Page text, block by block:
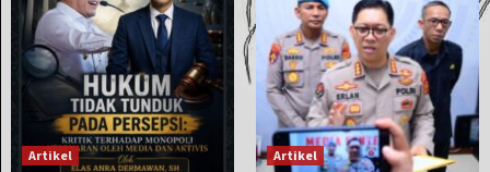
Artikel Artikel